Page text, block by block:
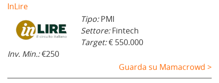
InLire
Tipo:PMI
Settore:Fintech
Target:€ 550.000
Inv. Min.:€250
Guarda su Mamacrowd >